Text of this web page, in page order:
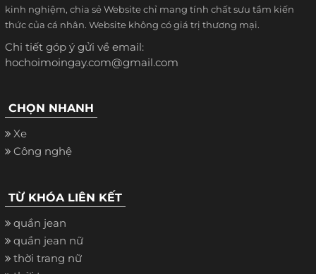
kinh nghiệm, chia sẻ Website chỉ mang tính chất sưu tầm kiến
thức của cá nhân. Website không có giá trị thương mại.
Chi tiết góp ý gửi về email:
hochoimoingay.com@gmail.com
CHỌN NHANH
Xe
Công nghệ
TỪ KHÓA LIÊN KẾT
quần jean
quần jean nữ
thời trang nữ